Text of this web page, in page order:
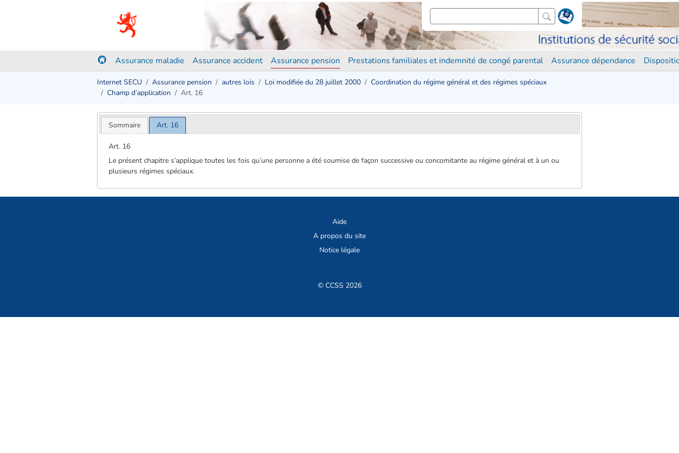
Assurance maladie Assurance accident Assurance pension Prestations familiales et indemnité de congé parental Assurance dépendance
Internet SECU Assurance pension autres lois Loi modifiée du 28 juillet 2000
Coordination du régime général et des régimes spéciaux
Champ d’application
Art. 16
Sommaire Art. 16
Art. 16
Le présent chapitre s’applique toutes les fois qu’une personne a été soumise de façon successive ou concomitante au régime général et à un ou
plusieurs régimes spéciaux.
Aide
A propos du site
Notice légale
© CCSS 2026